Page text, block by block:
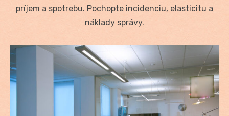
príjem a spotrebu. Pochopte incidenciu, elasticitu a
náklady správy.